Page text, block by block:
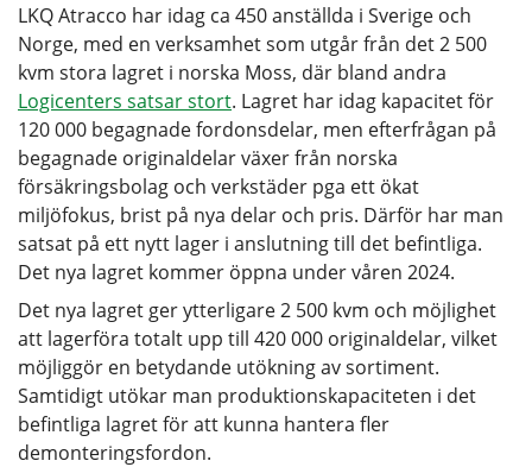
LKQ Atracco har idag ca 450 anställda i Sverige och
Norge, med en verksamhet som utgår från det 2 500
kvm stora lagret i norska Moss, där bland andra
Logicenters satsar stort. Lagret har idag kapacitet för
120 000 begagnade fordonsdelar, men efterfrågan på
begagnade originaldelar växer från norska
försäkringsbolag och verkstäder pga ett ökat
miljöfokus, brist på nya delar och pris. Därför har man
satsat på ett nytt lager i anslutning till det befintliga.
Det nya lagret kommer öppna under våren 2024.
Det nya lagret ger ytterligare 2 500 kvm och möjlighet
att lagerföra totalt upp till 420 000 originaldelar, vilket
möjliggör en betydande utökning av sortiment.
Samtidigt utökar man produktionskapaciteten i det
befintliga lagret för att kunna hantera fler
demonteringsfordon.